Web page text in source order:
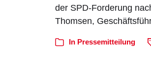
der SPD-Forderung
Thomsen,
In Pressemitteilung